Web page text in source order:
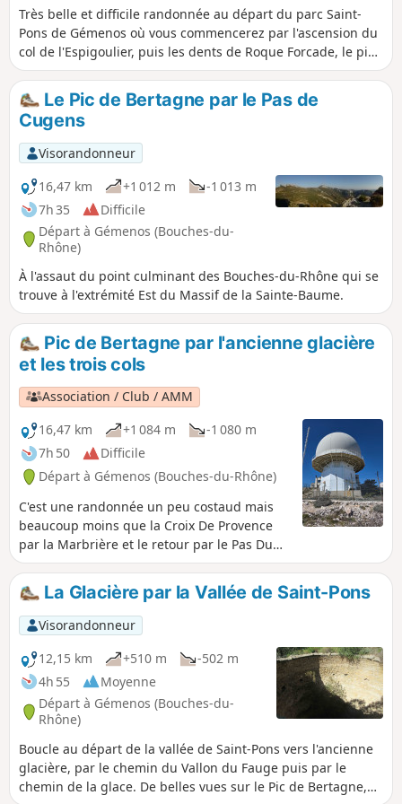
Très belle et difficile randonnée au départ du parc Saint-
Pons de Gémenos où vous commencerez par l'ascension du
col de l'Espigoulier, puis les dents de Roque Forcade, le pic
de Bertagne. Vous entamerez le retour vers le parc Saint-
Pons en passant par le col du Fauge et le pas de Cugens.
Certains passages sont délicats, mais les panoramas sont
tous magnifiques.
Le Pic de Bertagne par le Pas de
Cugens
Visorandonneur
16,47 km
+1 012 m
-1 013 m
7h 35
Difficile
Départ à Gémenos (Bouches-du-
Rhône)
À l'assaut du point culminant des Bouches-du-Rhône qui se
trouve à l'extrémité Est du Massif de la Sainte-Baume.
Pic de Bertagne par l'ancienne glacière
et les trois cols
Association / Club / AMM
16,47 km
+1 084 m
-1 080 m
7h 50
Difficile
Départ à Gémenos (Bouches-du-Rhône)
C'est une randonnée un peu costaud mais
beaucoup moins que la Croix De Provence
par la Marbrière et le retour par le Pas Du
Berger, qui a 200 m de moins de dénivelé,
mais qui est beaucoup plus technique. Cette
randonnée reste relativement facile dans sa
difficulté qui n'est autre que le dénivelé.
Facile d'accès, la randonnée démarre sur la
gauche, une quinzaine de mètres après la
maison du parc pour arriver d'abord à
l'ancienne Glacière puis au Pic et au Col de
Bertagne. Elle se poursuit ensuite vers le Col
de l'Espigoulier et, pour finir, passe par le
Col de Brest. Le chemin est pratiquement
balisé de bout-en-bout en jaune, (tracé
fraichement peint). Une belle et profonde
La Glacière par la Vallée de Saint-Pons
Visorandonneur
12,15 km
+510 m
-502 m
4h 55
Moyenne
Départ à Gémenos (Bouches-du-
Rhône)
Boucle au départ de la vallée de Saint-Pons vers l'ancienne
glacière, par le chemin du Vallon du Fauge puis par le
chemin de la glace. De belles vues sur le Pic de Bertagne,